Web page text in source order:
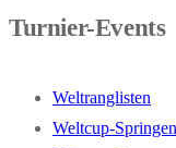
Turnier-Events
Weltranglisten
Weltcup-Springen